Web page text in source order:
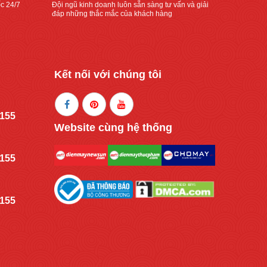
24/7
Đội ngũ kinh doanh luôn sẵn sàng tư vấn và giải
đáp những thắc mắc của khách hàng
Kết nối với chúng tôi
Website cùng hệ thống